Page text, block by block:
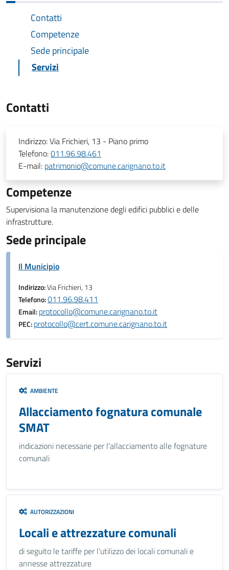
Contatti
Competenze
Sede principale
Servizi
Contatti
Indirizzo:Via Frichieri, 13 - Piano primo
Telefono:011.96.98.461
E-mail: patrimonio@comune.carignano.to.it
Competenze
Supervisiona la manutenzione degli edifici pubblici e delle
infrastrutture.
Sede principale
Il Municipio
Indirizzo:Via Frichieri, 13
Telefono:011.96.98.411
Email:protocollo@comune.carignano.to.it
PEC:protocollo@cert.comune.carignano.to.it
Servizi
AMBIENTE
Allacciamento fognatura comunale
SMAT
indicazioni necessarie per l'allacciamento alle fognature
comunali
AUTORIZZAZIONI
Locali e attrezzature comunali
di seguito le tariffe per l'utilizzo dei locali comunali e
annesse attrezzature